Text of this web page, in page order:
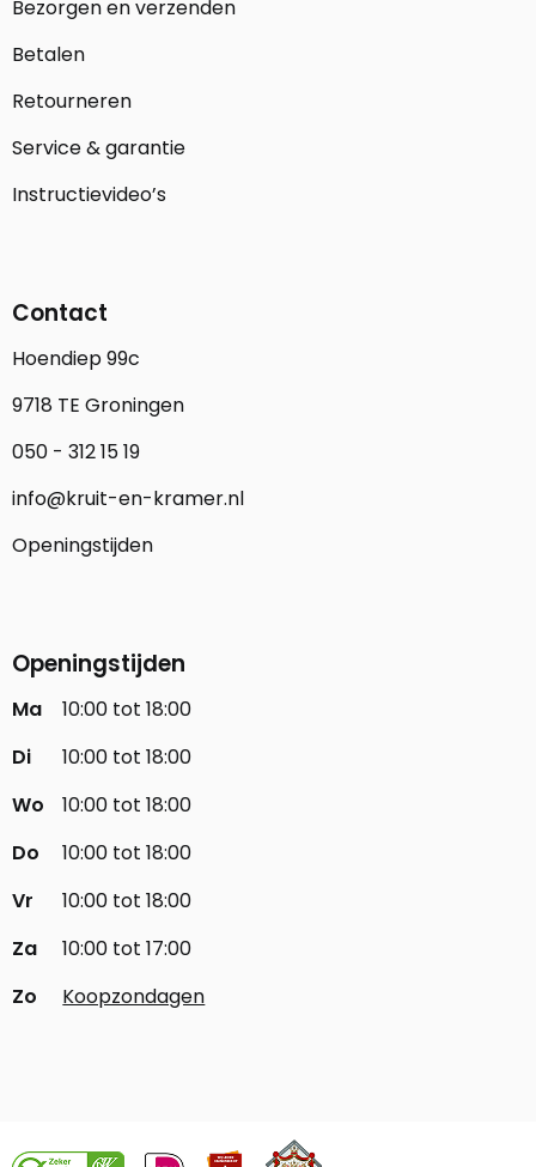
Bezorgen en verzenden
Betalen
Retourneren
Service & garantie
Instructievideo’s
Contact
Hoendiep 99c
9718 TE Groningen
050 - 312 15 19
info@kruit-en-kramer.nl
Openingstijden
Openingstijden
Ma
10:00 tot 18:00
Di
10:00 tot 18:00
Wo
10:00 tot 18:00
Do
10:00 tot 18:00
Vr
10:00 tot 18:00
Za
10:00 tot 17:00
Zo
Koopzondagen